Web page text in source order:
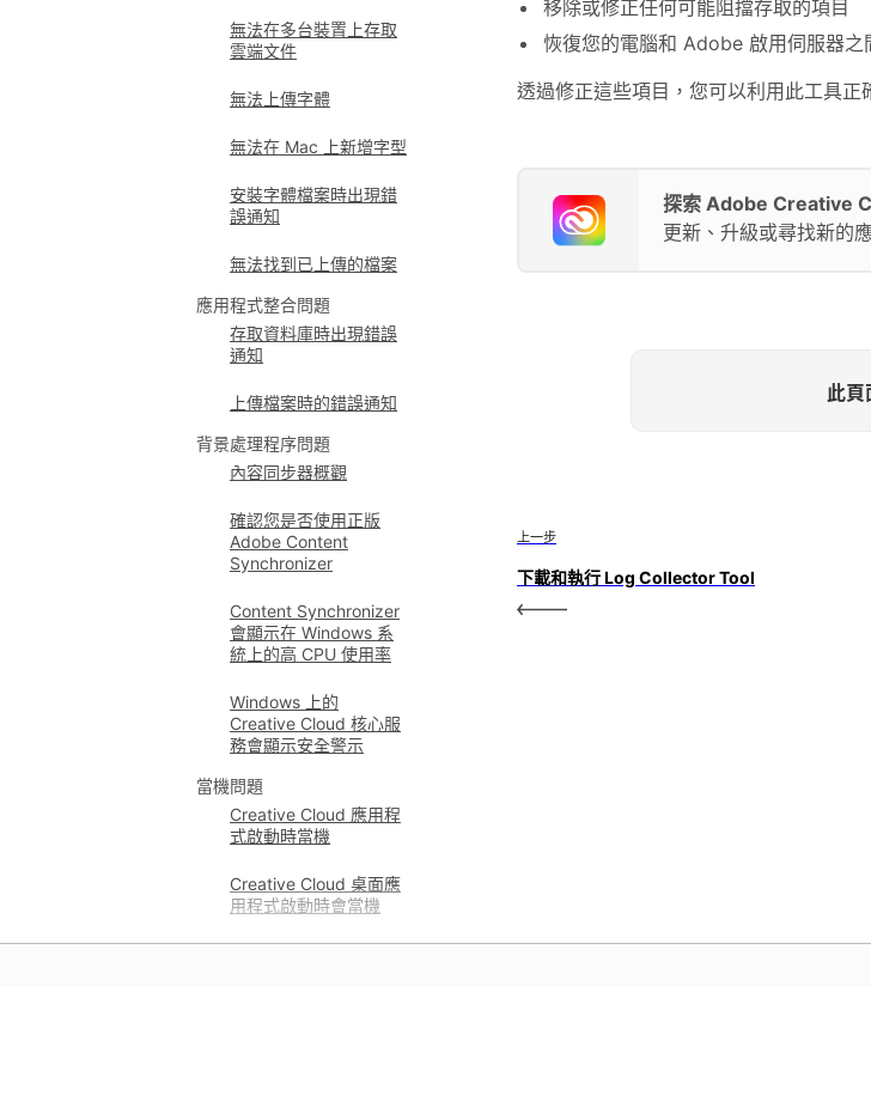
無法在多台裝置上存取
雲端文件
無法上傳字體
無法在 Mac 上新增字型
安裝字體檔案時出現錯
誤通知
無法找到已上傳的檔案
應用程式整合問題
存取資料庫時出現錯誤
通知
上傳檔案時的錯誤通知
背景處理程序問題
內容同步器概觀
確認您是否使用正版
Adobe Content
Synchronizer
Content Synchronizer
會顯示在 Windows 系
統上的高 CPU 使用率
Windows 上的
Creative Cloud 核心服
務會顯示安全警示
當機問題
Creative Cloud 應用程
式啟動時當機
Creative Cloud 桌面應
用程式啟動時會當機
移除或修正任何可能阻擋存取的項目
恢復您的電腦和 Adobe 啟用伺服器之
透過修正這些項目，您可以利用此工具
探索 Adobe Creative
更新、升級或尋找新的
此頁
上一步
下載和執行 Log Collector Tool